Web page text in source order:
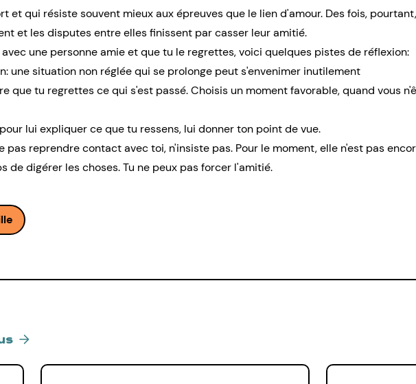
et qui résiste souvent mieux aux épreuves que le lien d'amour. Des fois,
et les disputes entre elles finissent par casser leur amitié.
une personne amie et que tu le regrettes, voici quelques pistes de réflexion:
une situation non réglée qui se prolonge peut s'envenimer inutilement
que tu regrettes ce qui s'est passé. Choisis un moment favorable, quand vous
lui expliquer ce que tu ressens, lui donner ton point de vue.
pas reprendre contact avec toi, n'insiste pas. Pour le moment, elle n'est pas
de digérer les choses. Tu ne peux pas forcer l'amitié.